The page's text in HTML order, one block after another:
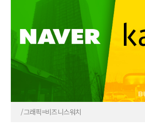
/그래픽=비즈니스워치